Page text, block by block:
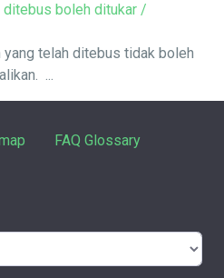
ditebus boleh ditukar /
yang telah ditebus tidak boleh
...
FAQ Glossary